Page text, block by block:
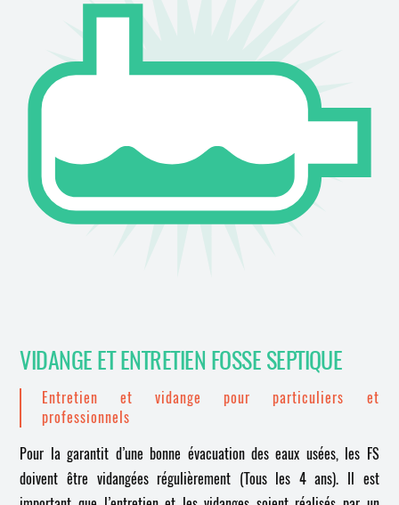
VIDANGE ET ENTRETIEN FOSSE SEPTIQUE
Entretien et vidange pour particuliers et
professionnels
Pour la garantit d’une bonne évacuation des eaux usées, les FS
doivent être vidangées régulièrement (Tous les 4 ans). Il est